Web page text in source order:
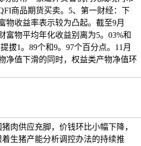
商品期货买卖。5、第一财经：下
物收益率表示较为凸起。截至9月
富物平均年化收益别离为5。03%和
拔1。89个和9。97个百分点。11月
净值下滑的同时，权益类产物净值环
肉供应充脚，价钱环比小幅下降，
生猪产能分析调控办法的持续推